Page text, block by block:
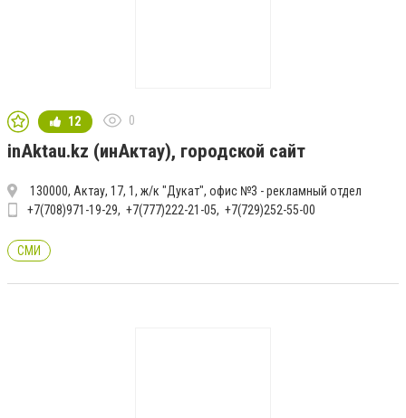
12 0
inAktau.kz (инАктау), городской сайт
130000, Актау, 17, 1, ж/к "Дукат", офис №3 - рекламный отдел
+7(708)971-19-29
+7(777)222-21-05 +7(729)252-55-00
СМИ